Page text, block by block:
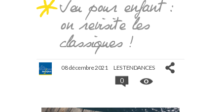
Jeu pour enfant :
on revisite les
classiques !
08 décembre 2021 LES TENDANCES
0